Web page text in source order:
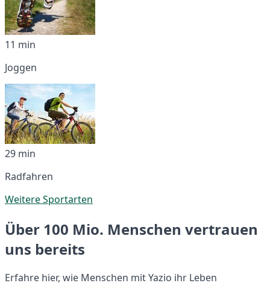
11 min
Joggen
29 min
Radfahren
Weitere Sportarten
Über 100 Mio. Menschen vertrauen
uns bereits
Erfahre hier, wie Menschen mit Yazio ihr Leben